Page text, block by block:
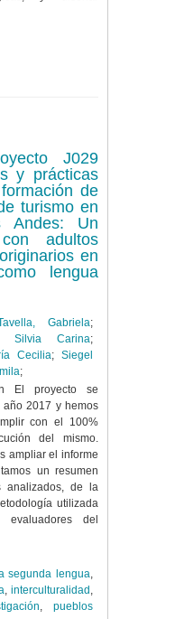
J029
y prácticas
de
turismo en
Andes: Un
adultos
en
lengua
Gabriela;
Silvia Carina;
Cecilia;Siegel
;
El proyecto se
2017 y hemos
con el 100%
del mismo.
ampliar el informe
un resumen
analizados, de la
utilizada
del
segunda lengua,
, interculturalidad ,
, pueblos